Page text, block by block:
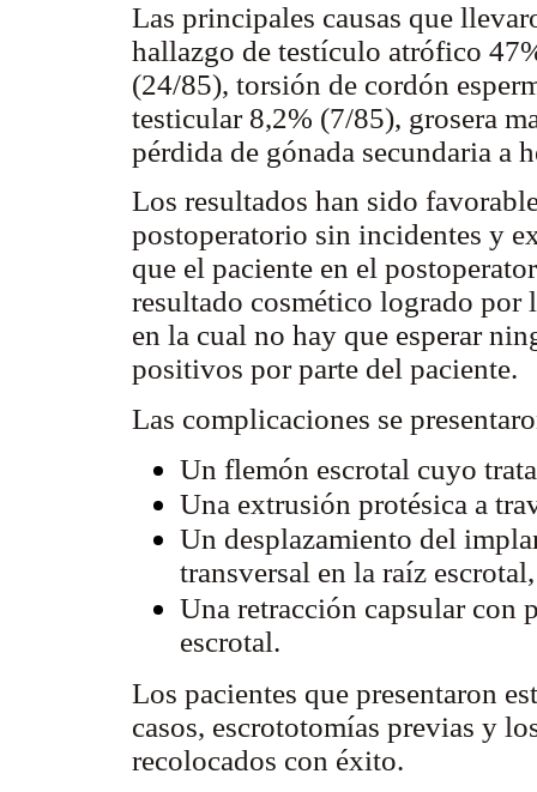
Las principales causas que
hallazgo de testículo atrófico
(24/85), torsión de cordón
testicular 8,2% (7/85), grosera
pérdida de gónada secundaria a
Los resultados han sido
postoperatorio sin incidentes y
que el paciente en el
resultado cosmético logrado
en la cual no hay que esperar
positivos por parte del paciente.
Las complicaciones se
Un flemón escrotal cuyo
Una extrusión protésica a
Un desplazamiento del
transversal en la raíz
Una retracción capsular con
escrotal.
Los pacientes que presentaron
casos, escrototomías previas y
recolocados con éxito.